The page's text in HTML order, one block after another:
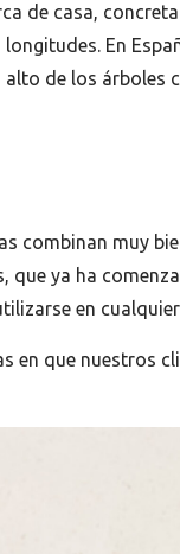
de casa,
En
alto de los árboles
combinan muy
que ya ha
en
en que nuestros